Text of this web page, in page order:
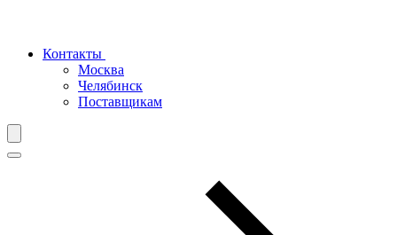
Контакты
Москва
Челябинск
Поставщикам